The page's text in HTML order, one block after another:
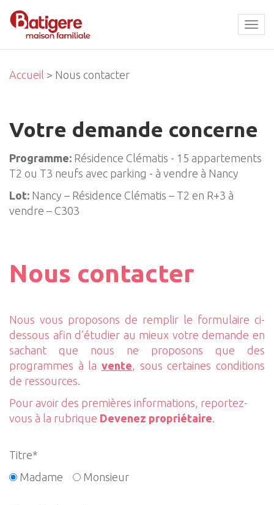
Accueil > Nous contacter
Votre demande concerne
Programme: Résidence Clématis - 15 appartements
T2 ou T3 neufs avec parking - à vendre à Nancy
Lot: Nancy – Résidence Clématis – T2 en R+3 à
vendre – C303
Nous contacter
Nous vous proposons de remplir le formulaire ci-
dessous afin d’étudier au mieux votre demande en
sachant que nous ne proposons que des
programmes à la vente, sous certaines conditions
de ressources.
Pour avoir des premières informations, reportez-
vous à la rubrique Devenez propriétaire.
Titre*
Madame
Monsieur